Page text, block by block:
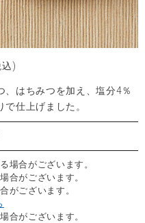
込)
、はちみつを加え、塩分4％
仕上げました。
場合がございます。
合がございます。
がございます。
合がございます。